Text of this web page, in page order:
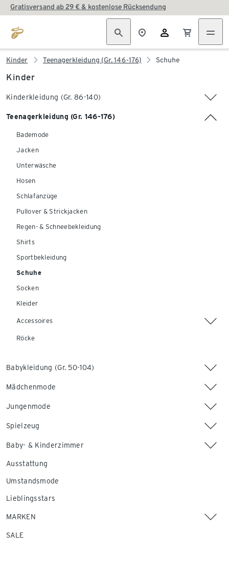
Gratisversand ab 29 € & kostenlose Rücksendung
Kinder Teenagerkleidung (Gr. 146-176) Schuhe
Kinder
Kinderkleidung (Gr. 86-140)
Teenagerkleidung (Gr. 146-176)
Bademode
Jacken
Unterwäsche
Hosen
Schlafanzüge
Pullover & Strickjacken
Regen- & Schneebekleidung
Shirts
Sportbekleidung
Schuhe
Socken
Kleider
Accessoires
Röcke
Babykleidung (Gr. 50-104)
Mädchenmode
Jungenmode
Spielzeug
Baby- & Kinderzimmer
Ausstattung
Umstandsmode
Lieblingsstars
MARKEN
SALE